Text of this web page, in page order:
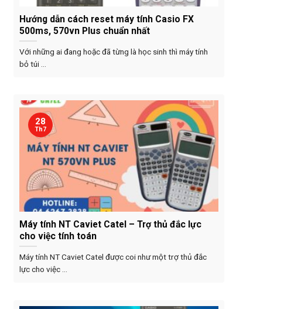
Hướng dẫn cách reset máy tính Casio FX
500ms, 570vn Plus chuẩn nhất
Với những ai đang hoặc đã từng là học sinh thì máy tính
bỏ túi ...
Máy tính NT Caviet Catel – Trợ thủ đắc lực
cho việc tính toán
Máy tính NT Caviet Catel được coi như một trợ thủ đắc
lực cho việc ...
28
Th7